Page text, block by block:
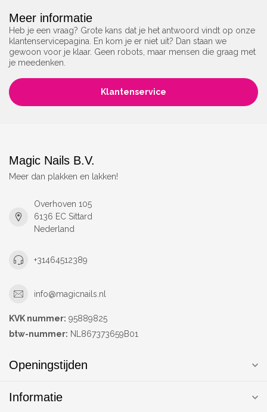
Meer informatie
Heb je een vraag? Grote kans dat je het antwoord vindt op onze
klantenservicepagina. En kom je er niet uit? Dan staan we
gewoon voor je klaar. Geen robots, maar mensen die graag met
je meedenken.
Klantenservice
Magic Nails B.V.
Meer dan plakken en lakken!
Overhoven 105
6136 EC Sittard
Nederland
+31464512389
info@magicnails.nl
KVK nummer: 95889825
btw-nummer: NL867373659B01
Openingstijden
Informatie